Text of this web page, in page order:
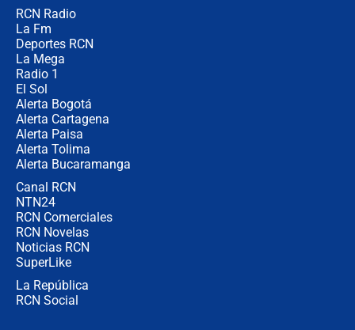
RCN Radio
La Fm
Deportes RCN
La Mega
Radio 1
El Sol
Alerta Bogotá
Alerta Cartagena
Alerta Paisa
Alerta Tolima
Alerta Bucaramanga
Canal RCN
NTN24
RCN Comerciales
RCN Novelas
Noticias RCN
SuperLike
La República
RCN Social